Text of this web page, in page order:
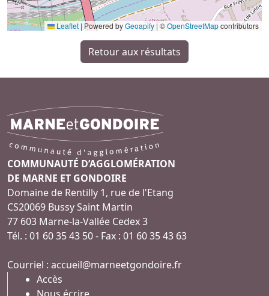
Leaflet | Powered byGeoapify | ©OpenStreetMapcontributors
Retour aux résultats
COMMUNAUTÉ D’AGGLOMÉRATION
DE MARNE ET GONDOIRE
Domaine de Rentilly 1, rue de l'Etang
CS20069 Bussy Saint Martin
77 603 Marne-la-Vallée Cedex 3
Tél. : 01 60 35 43 50 - Fax : 01 60 35 43 63
Courriel : accueil@marneetgondoire.fr
Accès
Nous écrire